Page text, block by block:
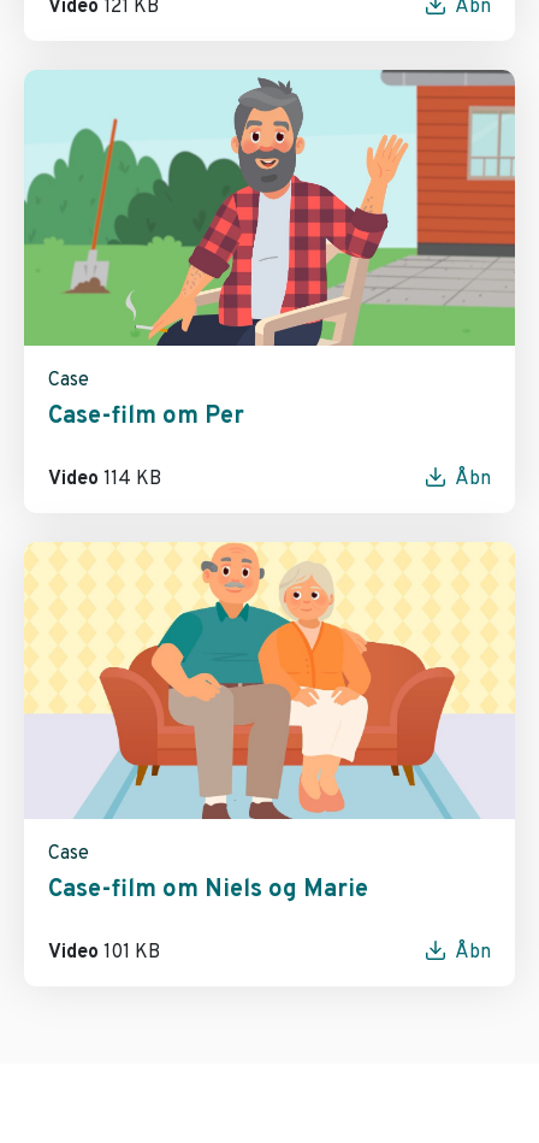
Video 121 KB Åbn
Case
Case-film om Per
Video 114 KB Åbn
Case
Case-film om Niels og Marie
Video 101 KB Åbn